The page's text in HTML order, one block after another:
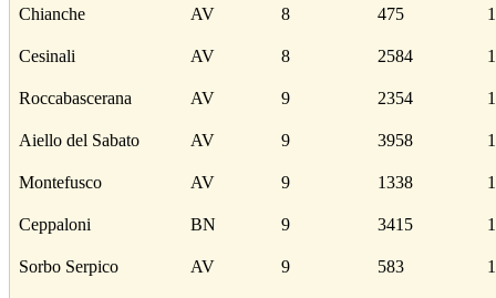
Chianche AV 8 475
Cesinali AV 8 2584
Roccabascerana AV 9 2354
Aiello del Sabato AV 9 3958
Montefusco AV 9 1338
Ceppaloni BN 9 3415
Sorbo Serpico AV 9 583